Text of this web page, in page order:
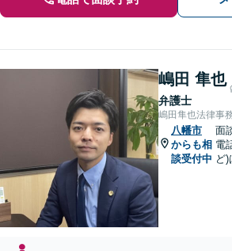
嶋田 隼也
弁護士
嶋田隼也法律事
八幡市
からも相
談受付中
面
電
ど)